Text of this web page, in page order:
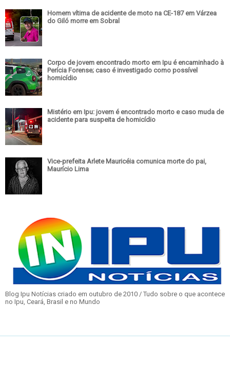
Homem vítima de acidente de moto na CE-187 em Várzea
do Giló morre em Sobral
Corpo de jovem encontrado morto em Ipu é encaminhado à
Perícia Forense; caso é investigado como possível
homicídio
Mistério em Ipu: jovem é encontrado morto e caso muda de
acidente para suspeita de homicídio
Vice-prefeita Arlete Mauricéia comunica morte do pai,
Maurício Lima
Blog Ipu Notícias criado em outubro de 2010 / Tudo sobre o que acontece
no Ipu, Ceará, Brasil e no Mundo